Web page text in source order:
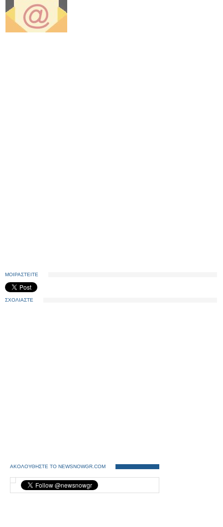
ΜΟΙΡΑΣΤΕΙΤΕ
ΣΧΟΛΙΑΣΤΕ
ΑΚΟΛΟΥΘΗΣΤΕ ΤΟ NEWSNOWGR.COM